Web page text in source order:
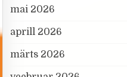
mai 2026
aprill 2026
märts 2026